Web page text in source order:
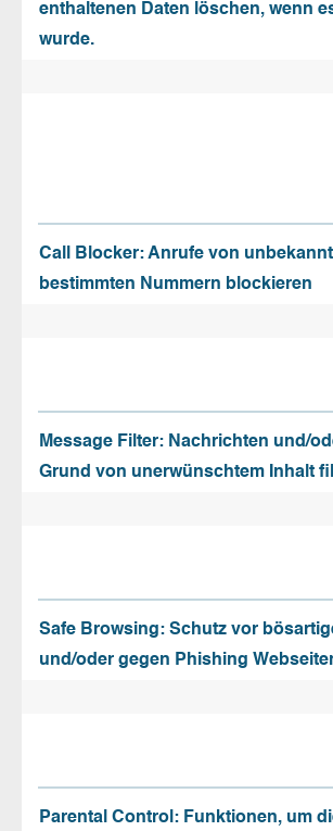
enthaltenen Daten löschen, wenn
wurde.
Call Blocker: Anrufe von
bestimmten Nummern blockieren
Message Filter: Nachrichten und/
Grund von unerwünschtem Inhalt
Safe Browsing: Schutz vor
und/oder gegen Phishing
Parental Control: Funktionen, um